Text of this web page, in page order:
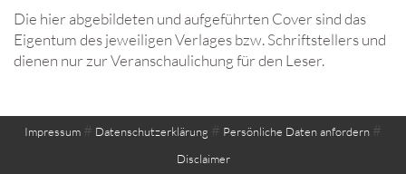
Die hier abgebildeten und aufgeführten Cover sind das
Eigentum des jeweiligen Verlages bzw. Schriftstellers und
dienen nur zur Veranschaulichung für den Leser.
Impressum # Datenschutzerklärung # Persönliche Daten anfordern #
Disclaimer